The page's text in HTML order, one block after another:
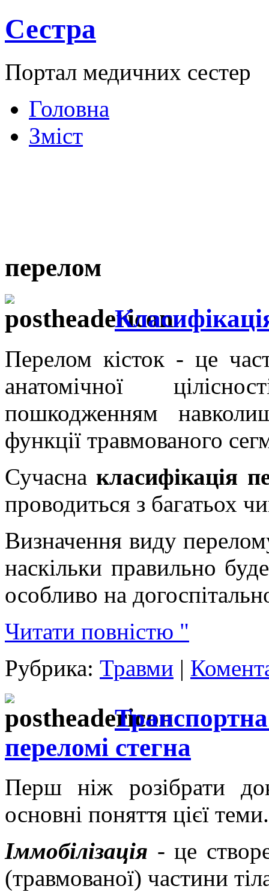
Сестра
Портал медичних сестер
Головна
Зміст
перелом
Перелом кісток - це
анатомічної
пошкодженням
функції травмованого
Сучаснакласифікація
проводиться з багатьох
Визначення виду
наскільки правильно
особливо на
Читати повністю "
Рубрика: Травми |
Транспортна
переломі стегна
Перш ніж розібрати
основні поняття цієї теми.
Іммобілізація - це
(травмованої) частини